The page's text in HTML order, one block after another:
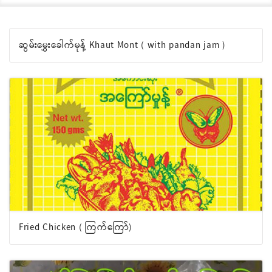
ဆွမ်းမွှေးခေါက်မုန့် Khaut Mont ( with pandan jam )
Fried Chicken ( ကြက်ကြော်)